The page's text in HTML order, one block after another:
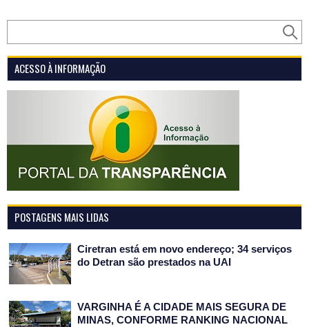
ACESSO À INFORMAÇÃO
POSTAGENS MAIS LIDAS
Ciretran está em novo endereço; 34 serviços
do Detran são prestados na UAI
VARGINHA É A CIDADE MAIS SEGURA DE
MINAS, CONFORME RANKING NACIONAL